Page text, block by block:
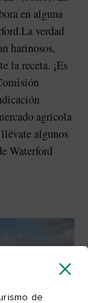
de
en alguna
verdad
harinosos,
la receta. ¡Es
agrícola
algunos
Waterford